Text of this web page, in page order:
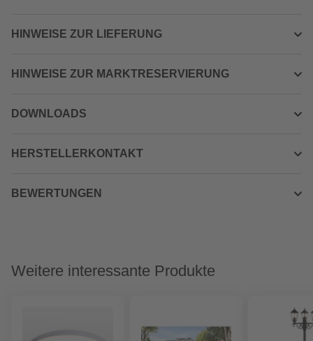
HINWEISE ZUR LIEFERUNG
HINWEISE ZUR MARKTRESERVIERUNG
DOWNLOADS
HERSTELLERKONTAKT
BEWERTUNGEN
Weitere interessante Produkte